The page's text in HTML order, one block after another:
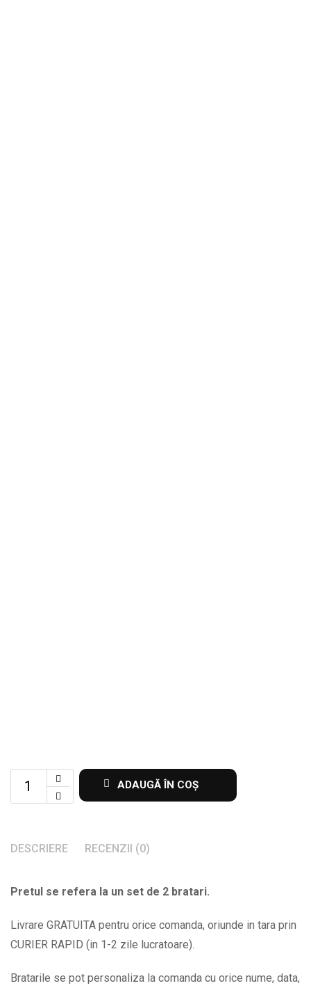
Set
pentru
personalizate
data
ADAUGĂ ÎN COȘ
DESCRIERE RECENZII (0)
Pretul se refera la un set de 2 bratari.
Livrare GRATUITA pentru orice comanda, oriunde in tara prin
CURIER RAPID (in 1-2 zile lucratoare).
Bratarile se pot personaliza la comanda cu orice nume, data,